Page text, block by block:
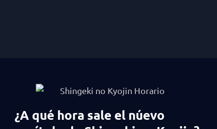
¿A qué hora sale el núevo